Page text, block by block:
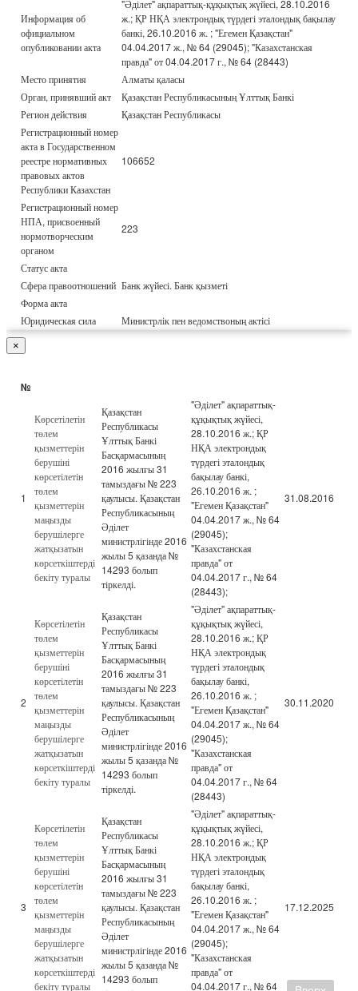
Информация об
официальном
опубликовании акта
"Әділет" ақпараттық-құқықтық жүйесі, 28.10.2016
ж.; ҚР НҚА электрондық түрдегі эталондық бақылау
банкі, 26.10.2016 ж. ; "Егемен Қазақстан"
04.04.2017 ж., № 64 (29045); "Казахстанская
правда" от 04.04.2017 г., № 64 (28443)
Место принятия
Алматы қаласы
Орган, принявший акт
Қазақстан Республикасының Ұлттық Банкі
Регион действия
Қазақстан Республикасы
Регистрационный номер
акта в Государственном
реестре нормативных
правовых актов
Республики Казахстан
106652
Регистрационный номер
НПА, присвоенный
нормотворческим
органом
223
Статус акта
Сфера правоотношений Банк жүйесі. Банк қызметі
Форма акта
Юридическая сила
Министрлік пен ведомствоның актісі
×
№
1
Көрсетілетін
төлем
қызметтерін
берушіні
көрсетілетін
төлем
қызметтерін
маңызды
берушілерге
жатқызатын
көрсеткіштерді
бекіту туралы
Қазақстан
Республикасы
Ұлттық Банкі
Басқармасының
2016 жылғы 31
тамыздағы № 223
қаулысы. Қазақстан
Республикасының
Әділет
министрлігінде 2016
жылы 5 қазанда №
14293 болып
тіркелді.
"Әділет" ақпараттық-
құқықтық жүйесі,
28.10.2016 ж.; ҚР
НҚА электрондық
түрдегі эталондық
бақылау банкі,
26.10.2016 ж. ;
"Егемен Қазақстан"
04.04.2017 ж., № 64
(29045);
"Казахстанская
правда" от
04.04.2017 г., № 64
(28443);
31.08.2016
2
Көрсетілетін
төлем
қызметтерін
берушіні
көрсетілетін
төлем
қызметтерін
маңызды
берушілерге
жатқызатын
көрсеткіштерді
бекіту туралы
Қазақстан
Республикасы
Ұлттық Банкі
Басқармасының
2016 жылғы 31
тамыздағы № 223
қаулысы. Қазақстан
Республикасының
Әділет
министрлігінде 2016
жылы 5 қазанда №
14293 болып
тіркелді.
"Әділет" ақпараттық-
құқықтық жүйесі,
28.10.2016 ж.; ҚР
НҚА электрондық
түрдегі эталондық
бақылау банкі,
26.10.2016 ж. ;
"Егемен Қазақстан"
04.04.2017 ж., № 64
(29045);
"Казахстанская
правда" от
04.04.2017 г., № 64
(28443)
30.11.2020
3
Көрсетілетін
төлем
қызметтерін
берушіні
көрсетілетін
төлем
қызметтерін
маңызды
берушілерге
жатқызатын
көрсеткіштерді
бекіту туралы
Қазақстан
Республикасы
Ұлттық Банкі
Басқармасының
2016 жылғы 31
тамыздағы № 223
қаулысы. Қазақстан
Республикасының
Әділет
министрлігінде 2016
жылы 5 қазанда №
14293 болып
"Әділет" ақпараттық-
құқықтық жүйесі,
28.10.2016 ж.; ҚР
НҚА электрондық
түрдегі эталондық
бақылау банкі,
26.10.2016 ж. ;
"Егемен Қазақстан"
04.04.2017 ж., № 64
(29045);
"Казахстанская
правда" от
04.04.2017 г., № 64
17.12.2025